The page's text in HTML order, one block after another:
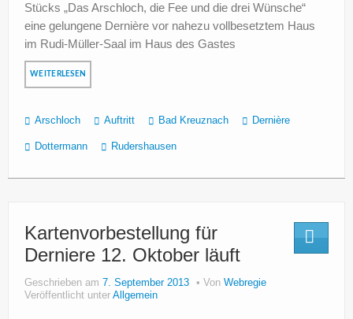
Stücks „Das Arschloch, die Fee und die drei Wünsche“
eine gelungene Dernière vor nahezu vollbesetztem Haus
im Rudi-Müller-Saal im Haus des Gastes
WEITERLESEN
Arschloch Auftritt Bad Kreuznach Dernière
Dottermann Rudershausen
Kartenvorbestellung für
Derniere 12. Oktober läuft
Geschrieben am 7. September 2013 Von Webregie
Veröffentlicht unter Allgemein